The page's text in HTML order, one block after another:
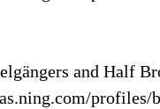
and Half
profiles/